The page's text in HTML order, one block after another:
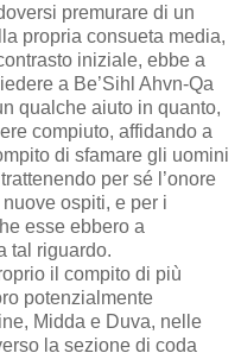
premurare di un
propria consueta media,
iniziale, ebbe a
a Be’Sihl Ahvn-Qa
qualche aiuto in quanto,
compiuto, affidando a
di sfamare gli uomini
per sé l’onore
ospiti, e per i
esse ebbero a
tal riguardo.
il compito di più
potenzialmente
Midda e Duva, nelle
la sezione di coda